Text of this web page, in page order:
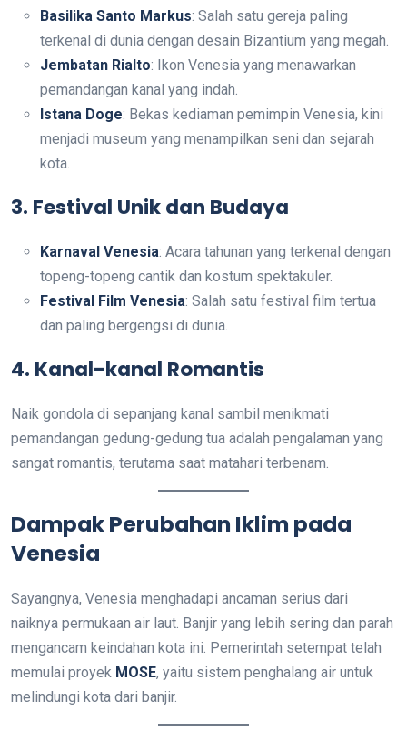
Basilika Santo Markus: Salah satu gereja paling
terkenal di dunia dengan desain Bizantium yang megah.
Jembatan Rialto: Ikon Venesia yang menawarkan
pemandangan kanal yang indah.
Istana Doge: Bekas kediaman pemimpin Venesia, kini
menjadi museum yang menampilkan seni dan sejarah
kota.
3. Festival Unik dan Budaya
Karnaval Venesia: Acara tahunan yang terkenal dengan
topeng-topeng cantik dan kostum spektakuler.
Festival Film Venesia: Salah satu festival film tertua
dan paling bergengsi di dunia.
4. Kanal-kanal Romantis
Naik gondola di sepanjang kanal sambil menikmati
pemandangan gedung-gedung tua adalah pengalaman yang
sangat romantis, terutama saat matahari terbenam.
Dampak Perubahan Iklim pada
Venesia
Sayangnya, Venesia menghadapi ancaman serius dari
naiknya permukaan air laut. Banjir yang lebih sering dan parah
mengancam keindahan kota ini. Pemerintah setempat telah
memulai proyek MOSE, yaitu sistem penghalang air untuk
melindungi kota dari banjir.